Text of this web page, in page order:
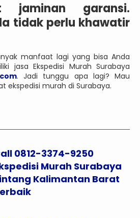
jaminan garansi.
tidak perlu khawatir
manfaat lagi yang bisa Anda
jasa Ekspedisi Murah Surabaya
. Jadi tunggu apa lagi? Mau
ekspedisi murah di Surabaya.
0812-3374-9250
Murah Surabaya
Kalimantan Barat